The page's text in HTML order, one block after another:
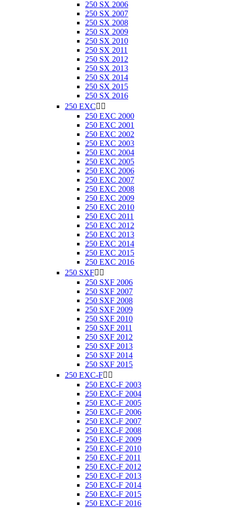
250 SX 2006
250 SX 2007
250 SX 2008
250 SX 2009
250 SX 2010
250 SX 2011
250 SX 2012
250 SX 2013
250 SX 2014
250 SX 2015
250 SX 2016
250 EXC 
250 EXC 2000
250 EXC 2001
250 EXC 2002
250 EXC 2003
250 EXC 2004
250 EXC 2005
250 EXC 2006
250 EXC 2007
250 EXC 2008
250 EXC 2009
250 EXC 2010
250 EXC 2011
250 EXC 2012
250 EXC 2013
250 EXC 2014
250 EXC 2015
250 EXC 2016
250 SXF 
250 SXF 2006
250 SXF 2007
250 SXF 2008
250 SXF 2009
250 SXF 2010
250 SXF 2011
250 SXF 2012
250 SXF 2013
250 SXF 2014
250 SXF 2015
250 EXC-F 
250 EXC-F 2003
250 EXC-F 2004
250 EXC-F 2005
250 EXC-F 2006
250 EXC-F 2007
250 EXC-F 2008
250 EXC-F 2009
250 EXC-F 2010
250 EXC-F 2011
250 EXC-F 2012
250 EXC-F 2013
250 EXC-F 2014
250 EXC-F 2015
250 EXC-F 2016